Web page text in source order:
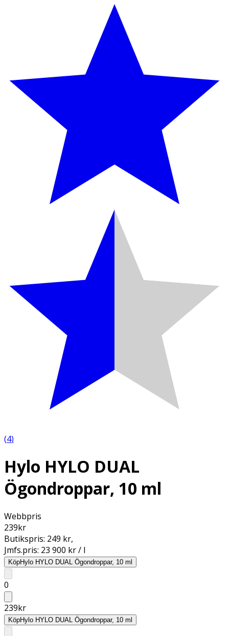
(4)
Hylo HYLO DUAL
Ögondroppar, 10 ml
Webbpris
239kr
Butikspris: 249 kr,
Jmfs.pris: 23 900 kr / l
KöpHylo HYLO DUAL Ögondroppar, 10 ml
0
239kr
KöpHylo HYLO DUAL Ögondroppar, 10 ml